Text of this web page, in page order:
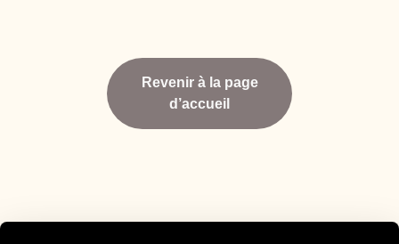
Revenir à la page
d’accueil